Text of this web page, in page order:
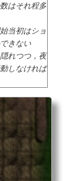
はそれ程多
当初はショ
きない
れつつ，夜
しなければ